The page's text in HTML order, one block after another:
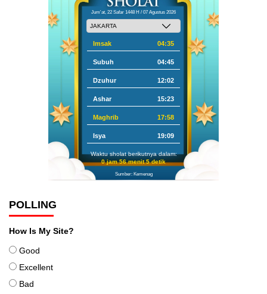
Jum'at, 22 Safar 1448 H / 07 Agustus 2026
Imsak 04:35
Subuh 04:45
Dzuhur 12:02
Ashar 15:23
Maghrib 17:58
Isya 19:09
Waktu sholat berikutnya dalam:
0 jam 56 menit 4 detik
Sumber: Kemenag
POLLING
How Is My Site?
Good
Excellent
Bad